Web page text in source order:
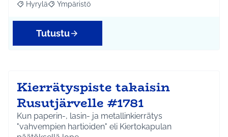
Rajaa tulokset aihepiirin mukaan: Hyrylä
Hyrylä Rajaa tulokset teeman mukaan: Ympäristö
Ympäristö
Tutustu
Kierrätyspiste takaisin
Rusutjärvelle #1781
Kun paperin-, lasin- ja metallinkierrätys
"vahvempien hartioiden" eli Kiertokapulan